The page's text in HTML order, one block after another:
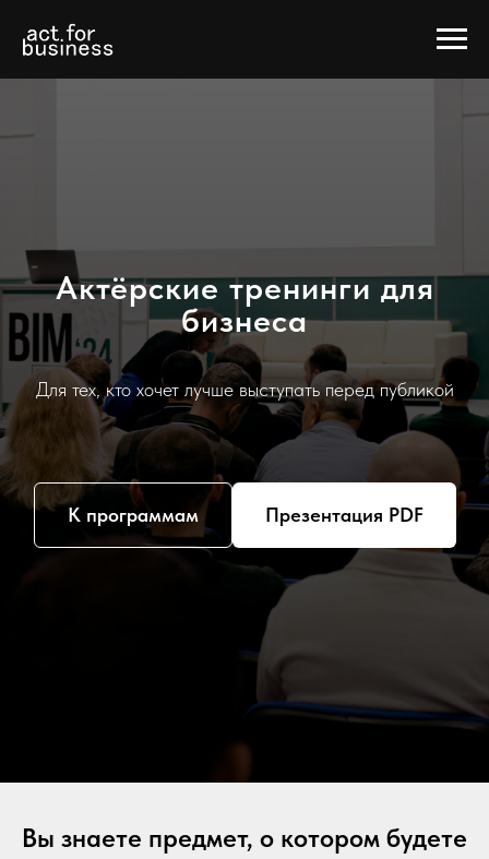
Актёрские тренинги для
бизнеса
Для тех, кто хочет лучше выступать перед публикой
К программам Презентация PDF
Вы знаете предмет, о котором будете